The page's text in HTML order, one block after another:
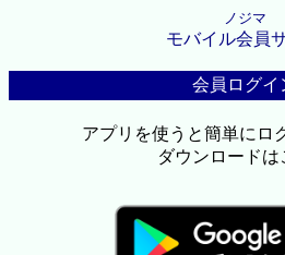
ノジマ
モバイル会員
会員ログイ
アプリを使うと簡単にロ
ダウンロードは